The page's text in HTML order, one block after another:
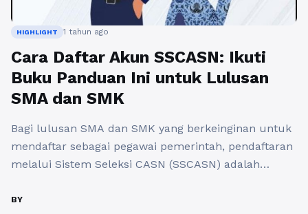
HIGHLIGHT 1 tahun ago
Cara Daftar Akun SSCASN: Ikuti
Buku Panduan Ini untuk Lulusan
SMA dan SMK
Bagi lulusan SMA dan SMK yang berkeinginan untuk
mendaftar sebagai pegawai pemerintah, pendaftaran
melalui Sistem Seleksi CASN (SSCASN) adalah
beberapa langkah dan syarat yang perlu dipenuhi
BY